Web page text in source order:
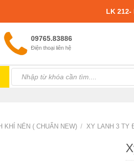
LK 212-
09765.83886
Điện thoại liên hệ
kiếm:
KHÍ NÉN ( CHUẨN NEW) / XY LANH 3 TY